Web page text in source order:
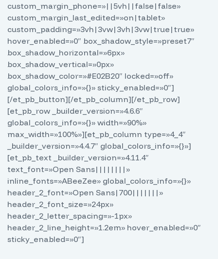
custom_margin_phone=»||5vh||false|false»
custom_margin_last_edited=»on|tablet»
custom_padding=»3vh|3vw|3vh|3vw|true|true»
hover_enabled=»0″ box_shadow_style=»preset7″
box_shadow_horizontal=»6px»
box_shadow_vertical=»0px»
box_shadow_color=»#E02B20″ locked=»off»
global_colors_info=»{}» sticky_enabled=»0″]
[/et_pb_button][/et_pb_column][/et_pb_row]
[et_pb_row _builder_version=»4.6.6″
global_colors_info=»{}» width=»90%»
max_width=»100%»][et_pb_column type=»4_4″
_builder_version=»4.4.7″ global_colors_info=»{}»]
[et_pb_text _builder_version=»4.11.4″
text_font=»Open Sans||||||||»
inline_fonts=»ABeeZee» global_colors_info=»{}»
header_2_font=»Open Sans|700|||||||»
header_2_font_size=»24px»
header_2_letter_spacing=»-1px»
header_2_line_height=»1.2em» hover_enabled=»0″
sticky_enabled=»0″]